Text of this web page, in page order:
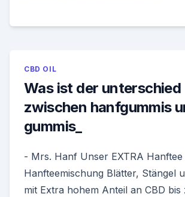
CBD OIL
Was ist der unterschied
zwischen hanfgummis
gummis_
- Mrs. Hanf Unser EXTRA Hanftee
Hanfteemischung Blätter, Stängel
mit Extra hohem Anteil an CBD bis